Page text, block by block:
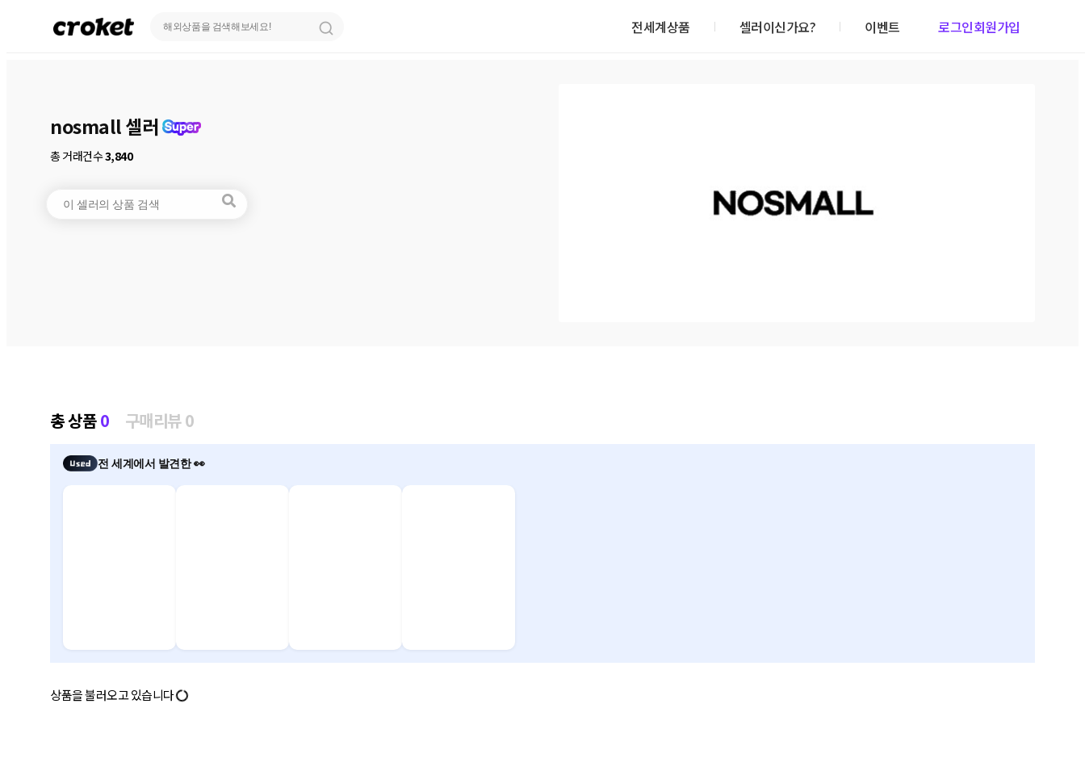
전세계상품 셀러이신가요? 이벤트 로그인회원가입
nosmall 셀러
총 거래건수3,840
총 상품 0 구매리뷰 0
전 세계에서 발견한 👀
상품을 불러오고 있습니다